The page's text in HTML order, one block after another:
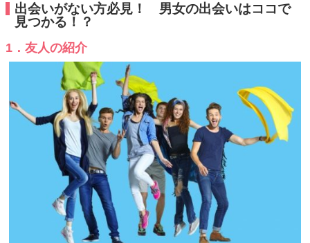
出会いがない方必見！ 男女の出会いはココで
見つかる！？
1．友人の紹介